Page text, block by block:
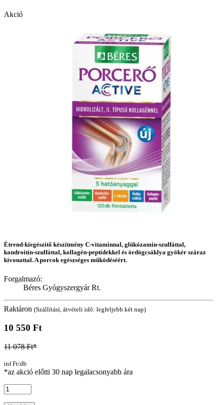
Akció
Étrend-kiegészítő készítmény C-vitaminnal, glükózamin-szulfáttal,
kondroitin-szulfáttal, kollagén-peptidekkel és ördögcsáklya gyökér száraz
kivonattal. A porcok egészséges működéséért.
Forgalmazó:
Béres Gyógyszergyár Rt.
Raktáron (Szállítási, átvételi idő: legfeljebb két nap)
10 550 Ft
11 078 Ft*
inf Ft/db
*az akció előtti 30 nap legalacsonyabb ára